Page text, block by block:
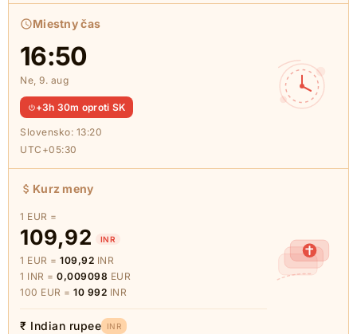
Miestny čas
16:50
Ne, 9. aug
+3h 30m oproti SK
Slovensko: 13:20
UTC+05:30
Kurz meny
1 EUR =
109,92 INR
1 EUR = 109,92 INR
1 INR = 0,009098 EUR
100 EUR = 10 992 INR
₹ Indian rupee INR